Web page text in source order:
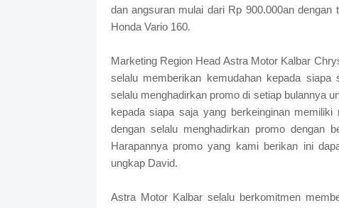
dan angsuran mulai dari Rp 900.000an
Honda Vario 160.
Marketing Region Head Astra Motor Kalbar
selalu memberikan kemudahan kepada
selalu menghadirkan promo di setiap bulannya
kepada siapa saja yang berkeinginan
dengan selalu menghadirkan promo dengan
Harapannya promo yang kami berikan ini
ungkap David.
Astra Motor Kalbar selalu berkomitmen